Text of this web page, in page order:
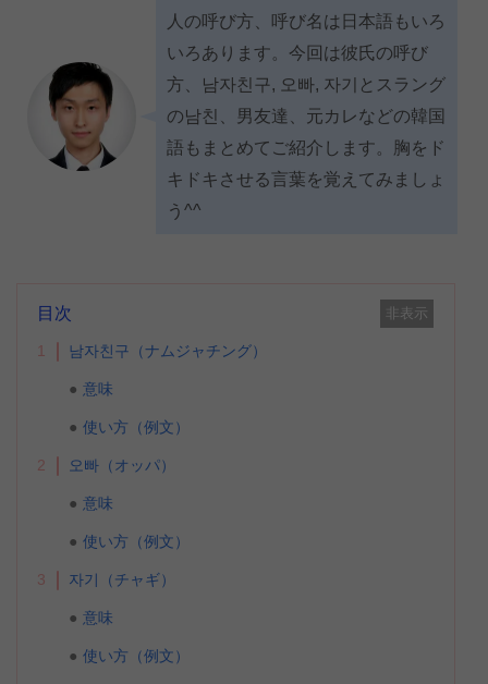
人の呼び方、呼び名は日本語もいろ
いろあります。今回は彼氏の呼び
方、남자친구, 오빠, 자기とスラング
の남친、男友達、元カレなどの韓国
語もまとめてご紹介します。胸をド
キドキさせる言葉を覚えてみましょ
う^^
目次 非表示
1 남자친구（ナムジャチング）
意味
使い方（例文）
2 오빠（オッパ）
意味
使い方（例文）
3 자기（チャギ）
意味
使い方（例文）